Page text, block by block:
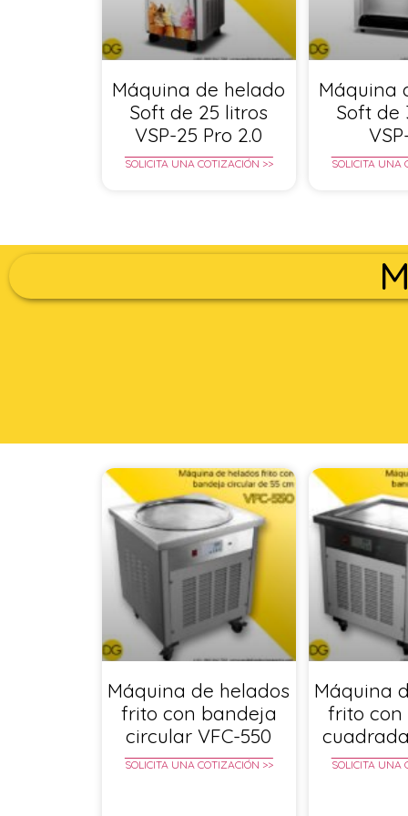
Máquina de helado
Soft de 25 litros
VSP-25 Pro 2.0
SOLICITA UNA COTIZACIÓN >>
Máquina
Soft de
SOLICITA UNA
Máquina de helados
frito con bandeja
circular VFC-550
SOLICITA UNA COTIZACIÓN >>
Máquina
frito
SOLICITA UNA